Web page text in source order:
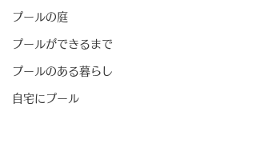
プールの庭
プールができるまで
プールのある暮らし
自宅にプール